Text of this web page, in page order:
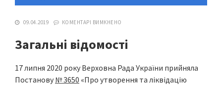
09.04.2019 КОМЕНТАРІ ВИМКНЕНО
Загальні відомості
17 липня 2020 року Верховна Рада України прийняла
Постанову № 3650 «Про утворення та ліквідацію